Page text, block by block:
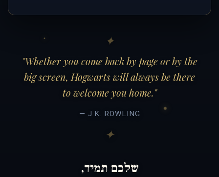
"Whether you come back by page or by the
big screen, Hogwarts will always be there
to welcome you home."
— J.K. ROWLING
שלכם תמיד,